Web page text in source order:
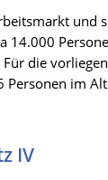
und
14.000
die
Personen im
IV